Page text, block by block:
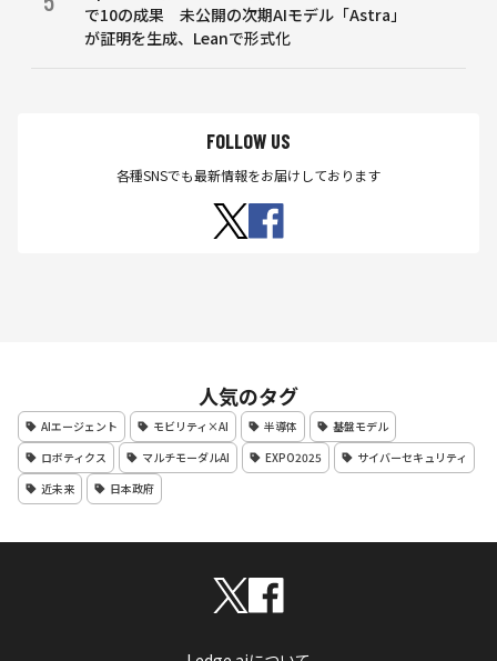
で10の成果 未公開の次期AIモデル「Astra」
が証明を生成、Leanで形式化
FOLLOW US
各種SNSでも最新情報をお届けしております
人気のタグ
AIエージェント モビリティ×AI 半導体
基盤モデル
ロボティクス
マルチモーダルAI EXPO2025
サイバーセキュリティ
近未来
日本政府